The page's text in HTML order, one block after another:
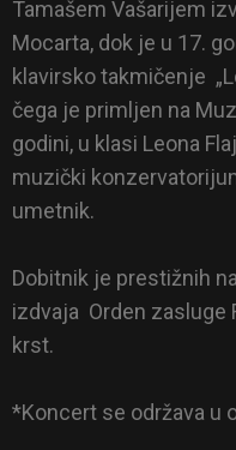
Tamašem Vašarijem
Mocarta, dok je u 17.
klavirsko takmičenje
čega je primljen na
godini, u klasi Leona
muzički
umetnik.
Dobitnik je prestižnih
izdvaja Orden zasluge
krst.
*Koncert se održava u